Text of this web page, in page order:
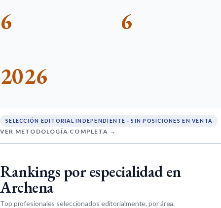
6 6
2026
SELECCIÓN EDITORIAL INDEPENDIENTE · SIN POSICIONES EN VENTA
VER METODOLOGÍA COMPLETA →
Rankings por especialidad en
Archena
Top profesionales seleccionados editorialmente, por área.